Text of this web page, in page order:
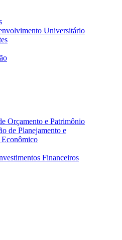
Universitário
Orçamento e Patrimônio
de Planejamento e
Econômico
Financeiros